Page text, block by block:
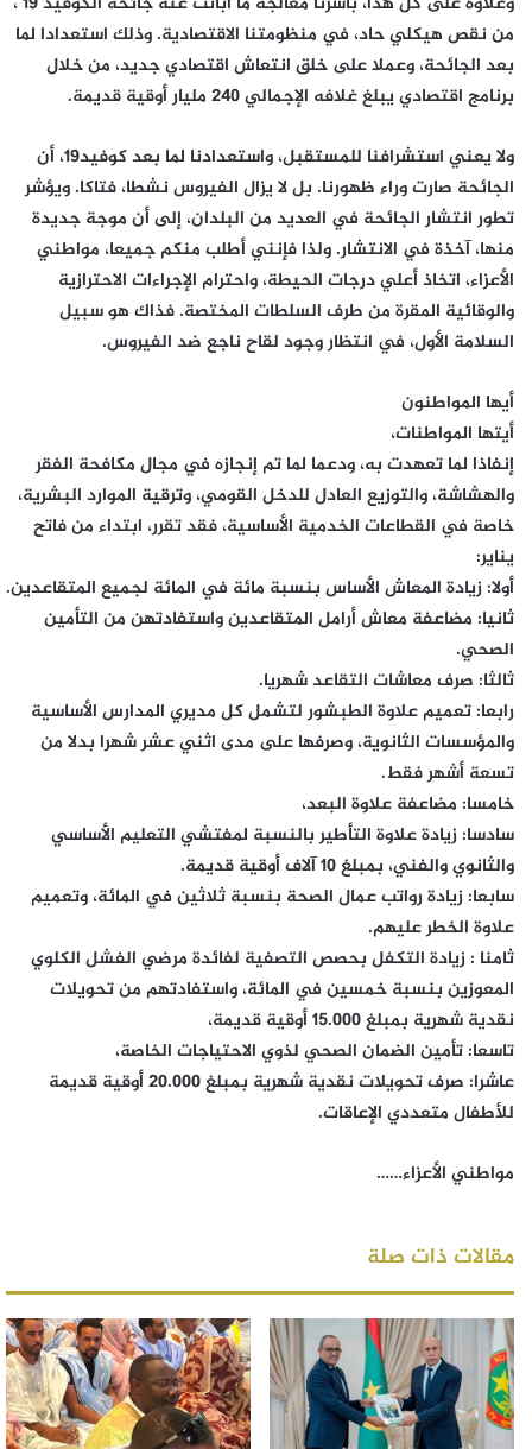
من نقص هيكلي حاد، في منظومتنا الاقتصادية. وذلك استعدادا لما
بعد الجائحة، وعملا على خلق انتعاش اقتصادي جديد، من خلال
برنامج اقتصادي يبلغ غلافه الإجمالي 240 مليار أوقية قديمة.
ولا يعني استشرافنا للمستقبل، واستعدادنا لما بعد كوفيد19، أن
الجائحة صارت وراء ظهورنا. بل لا يزال الفيروس نشطا، فتاكا. ويؤشر
تطور انتشار الجائحة في العديد من البلدان، إلى أن موجة جديدة
منها، آخذة في الانتشار. ولذا فإنني أطلب منكم جميعا، مواطني
الأعزاء، اتخاذ أعلي درجات الحيطة، واحترام الإجراءات الاحترازية
والوقائية المقرة من طرف السلطات المختصة. فذاك هو سبيل
السلامة الأول، في انتظار وجود لقاح ناجع ضد الفيروس.
أيها المواطنون
أيتها المواطنات،
إنفاذا لما تعهدت به، ودعما لما تم إنجازه في مجال مكافحة الفقر
والهشاشة، والتوزيع العادل للدخل القومي، وترقية الموارد البشرية،
خاصة في القطاعات الخدمية الأساسية، فقد تقرر، ابتداء من فاتح
يناير:
أولا: زيادة المعاش الأساس بنسبة مائة في المائة لجميع المتقاعدين.
ثانيا: مضاعفة معاش أرامل المتقاعدين واستفادتهن من التأمين
الصحي.
ثالثا: صرف معاشات التقاعد شهريا.
رابعا: تعميم علاوة الطبشور لتشمل كل مديري المدارس الأساسية
والمؤسسات الثانوية، وصرفها على مدى اثني عشر شهرا بدلا من
تسعة أشهر فقط.
خامسا: مضاعفة علاوة البعد،
سادسا: زيادة علاوة التأطير بالنسبة لمفتشي التعليم الأساسي
والثانوي والفني، بمبلغ 10 آلاف أوقية قديمة.
سابعا: زيادة رواتب عمال الصحة بنسبة ثلاثين في المائة، وتعميم
علاوة الخطر عليهم.
ثامنا : زيادة التكفل بحصص التصفية لفائدة مرضي الفشل الكلوي
المعوزين بنسبة خمسين في المائة، واستفادتهم من تحويلات
نقدية شهرية بمبلغ 15.000 أوقية قديمة،
تاسعا: تأمين الضمان الصحي لذوي الاحتياجات الخاصة،
عاشرا: صرف تحويلات نقدية شهرية بمبلغ 20.000 أوقية قديمة
للأطفال متعددي الإعاقات.
مواطني الأعزاء……
مقالات ذات صلة